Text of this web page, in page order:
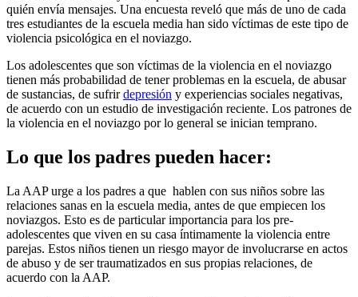
quién envía mensajes. Una encuesta reveló que más de uno de cada
tres estudiantes de la escuela media han sido víctimas de este tipo de
violencia psicológica en el noviazgo.
Los adolescentes que son víctimas de la violencia en el noviazgo
tienen más probabilidad de tener problemas en la escuela, de abusar
de sustancias, de sufrirdepresión y experiencias sociales negativas,
de acuerdo con un estudio de investigación reciente. Los patrones de
la violencia en el noviazgo por lo general se inician temprano.
Lo que los padres pueden hacer:
La AAP urge a los padres a que hablen con sus niños sobre las
relaciones sanas en la escuela media, antes de que empiecen los
noviazgos. Esto es de particular importancia para los pre-
adolescentes que viven en su casa íntimamente la violencia entre
parejas. Estos niños tienen un riesgo mayor de involucrarse en actos
de abuso y de ser traumatizados en sus propias relaciones, de
acuerdo con la AAP.